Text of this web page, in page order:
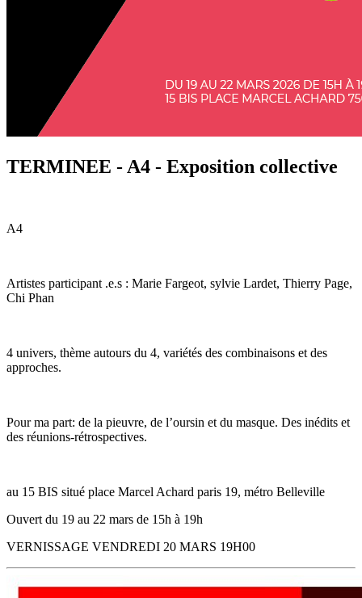
TERMINEE - A4 - Exposition collective
A4
Artistes participant .e.s : Marie Fargeot, sylvie Lardet, Thierry Page,
Chi Phan
4 univers, thème autours du 4, variétés des combinaisons et des
approches.
Pour ma part: de la pieuvre, de l’oursin et du masque. Des inédits et
des réunions-rétrospectives.
au 15 BIS situé place Marcel Achard paris 19, métro Belleville
Ouvert du 19 au 22 mars de 15h à 19h
VERNISSAGE VENDREDI 20 MARS 19H00